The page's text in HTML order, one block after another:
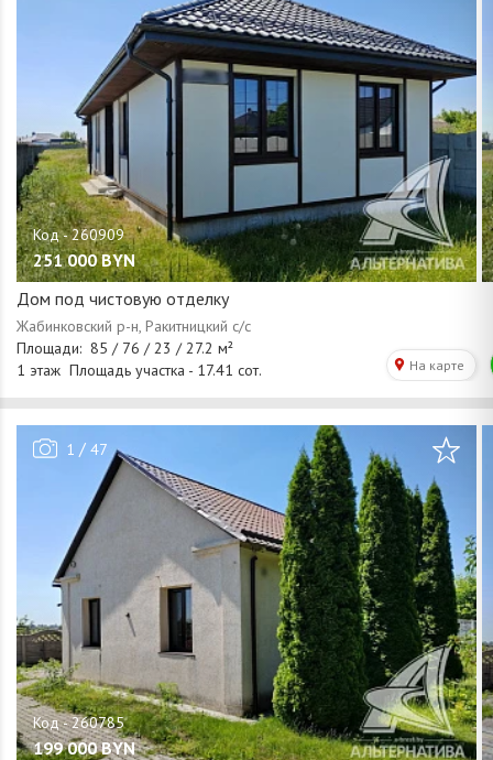
251 000 BYN
Дом под чистовую отделку
1 / 47
199 000 BYN